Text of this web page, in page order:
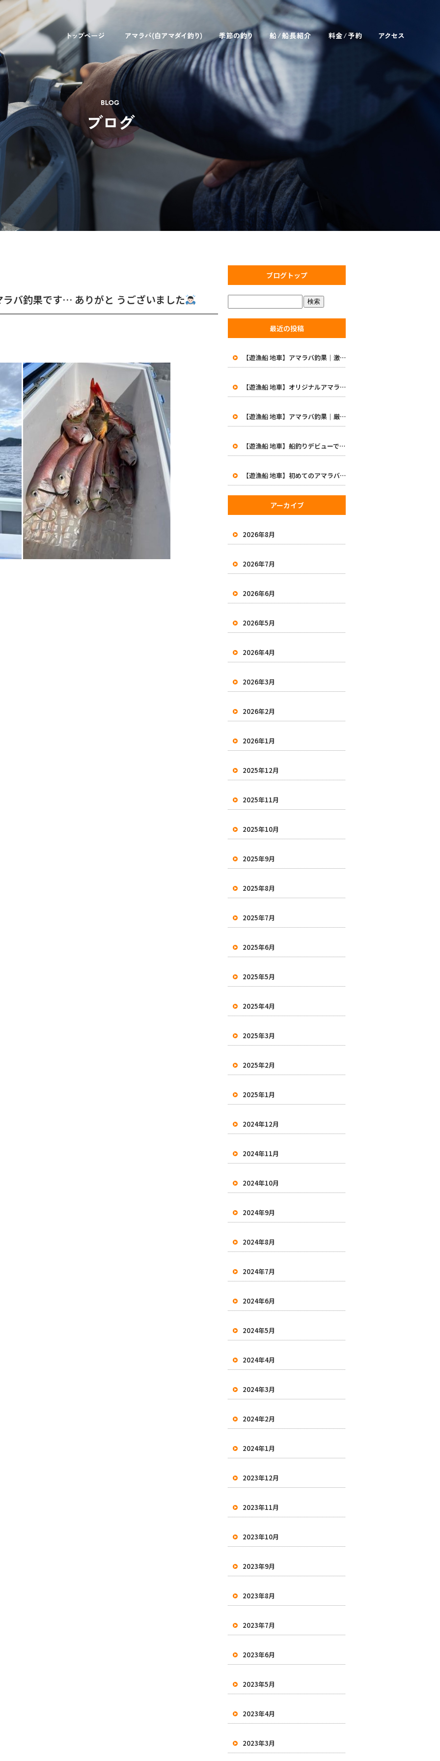
バ釣果です… ありがと うございました
ブログトップ
最近の投稿
【遊漁船 地車】アマラバ釣果｜激渋の中で価値ある一匹！初めての48cm白甘鯛に笑顔
【遊漁船 地車】オリジナルアマラバロッドがついに完成！8月1日より販売開始
【遊漁船 地車】アマラバ釣果｜厳しい一日…49.5cmの良型白甘鯛をキャッチ
【遊漁船 地車】船釣りデビューで47cm！初めてのアマラバで大興奮の一日
【遊漁船 地車】初めてのアマラバで50オーバー2本！有田沖で良型白甘鯛をキャッチ
アーカイブ
2026年8月
2026年7月
2026年6月
2026年5月
2026年4月
2026年3月
2026年2月
2026年1月
2025年12月
2025年11月
2025年10月
2025年9月
2025年8月
2025年7月
2025年6月
2025年5月
2025年4月
2025年3月
2025年2月
2025年1月
2024年12月
2024年11月
2024年10月
2024年9月
2024年8月
2024年7月
2024年6月
2024年5月
2024年4月
2024年3月
2024年2月
2024年1月
2023年12月
2023年11月
2023年10月
2023年9月
2023年8月
2023年7月
2023年6月
2023年5月
2023年4月
2023年3月